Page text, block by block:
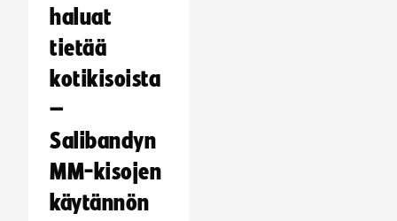
haluat
tietää
kotikisoista
–
Salibandyn
MM-kisojen
käytännön